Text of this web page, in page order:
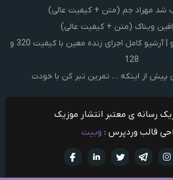
شد مهراد جم (متن + کیفیت عالی)
ویناک (متن + کیفیت عالی)
کنسرت صوتی معین لایو | آرشیو کامل اجرای زنده معین با کیفیت 320 و
128
از اینکه … تمرین تبر کن با خودت
رسانه ی معتبر انتشار موزیک
قالب وردپرس : وبیت
تويتر تلگرام
اینستاگرام آپارات